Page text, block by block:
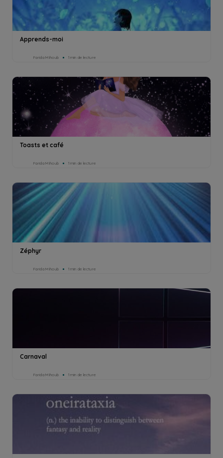
Apprends-moi
Farida Mihoub 1min de lecture
Toasts et café
Farida Mihoub 1min de lecture
Zéphyr
Farida Mihoub 1min de lecture
Carnaval
Farida Mihoub 1min de lecture